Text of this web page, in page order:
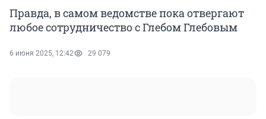
Правда, в самом ведомстве пока отвергают
любое сотрудничество с Глебом Глебовым
6 июня 2025, 12:42 29 079